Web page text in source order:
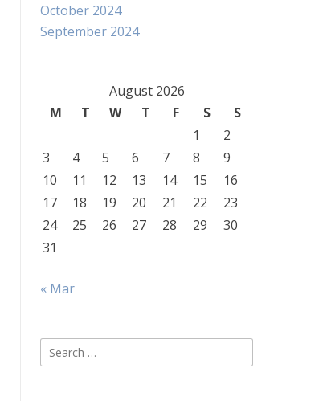
October 2024
September 2024
August 2026
M
T W T F S
S
1
2
3
4 5 6 7 8
9
10
11 12 13 14 15
16
17
18 19 20 21 22
23
24
25 26 27 28 29
30
31
« Mar
Search
for: